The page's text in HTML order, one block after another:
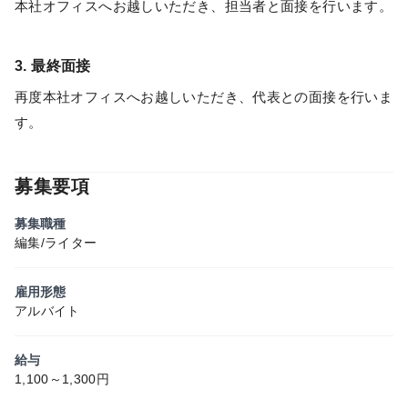
本社オフィスへお越しいただき、担当者と面接を行います。
3. 最終面接
再度本社オフィスへお越しいただき、代表との面接を行いま
す。
募集要項
募集職種
編集/ライター
雇用形態
アルバイト
給与
1,100～1,300円